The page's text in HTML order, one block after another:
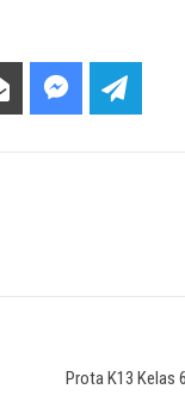
Prota K13 Kelas